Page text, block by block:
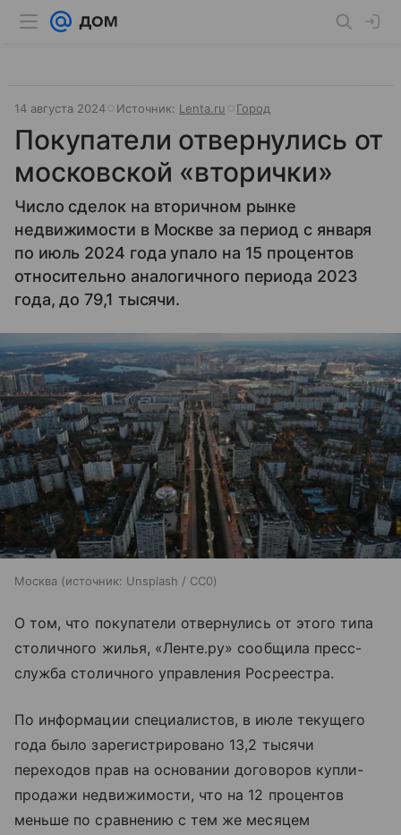
14 августа 2024 Источник: Lenta.ru Город
Покупатели отвернулись от
московской «вторички»
Число сделок на вторичном рынке
недвижимости в Москве за период с января
по июль 2024 года упало на 15 процентов
относительно аналогичного периода 2023
года, до 79,1 тысячи.
Москва источник: Unsplash / CC0
О том, что покупатели отвернулись от этого типа
столичного жилья, «Ленте.ру» сообщила пресс-
служба столичного управления Росреестра.
По информации специалистов, в июле текущего
года было зарегистрировано 13,2 тысячи
переходов прав на основании договоров купли-
продажи недвижимости, что на 12 процентов
меньше по сравнению с тем же месяцем